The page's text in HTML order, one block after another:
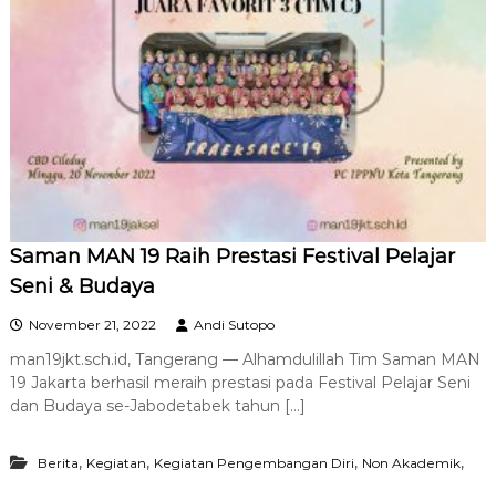
Saman MAN 19 Raih Prestasi Festival Pelajar
Seni & Budaya
November 21, 2022 Andi Sutopo
man19jkt.sch.id, Tangerang — Alhamdulillah Tim Saman MAN
19 Jakarta berhasil meraih prestasi pada Festival Pelajar Seni
dan Budaya se-Jabodetabek tahun […]
Berita, Kegiatan, Kegiatan Pengembangan Diri, Non Akademik,